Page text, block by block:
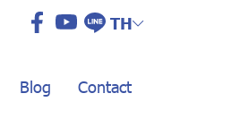
TH
Blog Contact